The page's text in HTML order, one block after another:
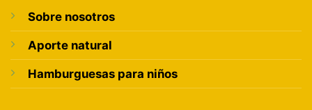
Sobre nosotros
Aporte natural
Hamburguesas para niños